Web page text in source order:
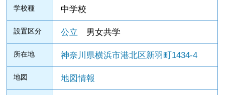
学校種 中学校
設置区分 公立 男女共学
所在地 神奈川県横浜市港北区新羽町1434-4
地図 地図情報